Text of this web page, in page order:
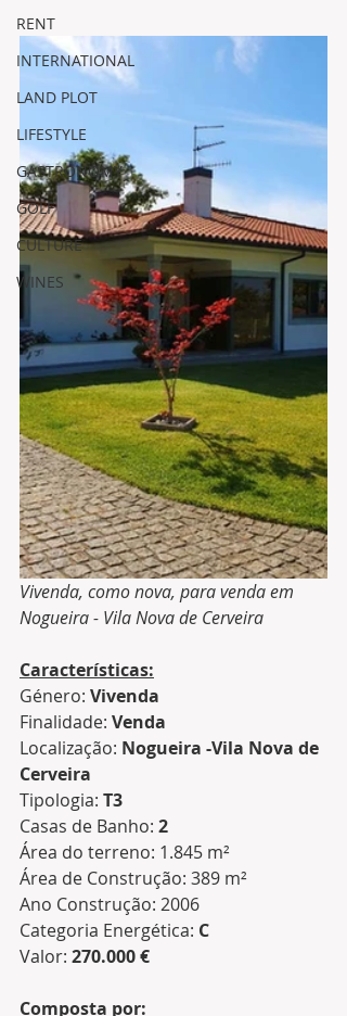
RENT
INTERNATIONAL
LAND PLOT
LIFESTYLE
GASTRONOMY
GOLF
CULTURE
WINES
Vivenda, como nova, para venda em
Nogueira - Vila Nova de Cerveira
Características:
Género: Vivenda
Finalidade: Venda
Localização: Nogueira -Vila Nova de
Cerveira
Tipologia: T3
Casas de Banho: 2
Área do terreno: 1.845 m²
Área de Construção: 389 m²
Ano Construção: 2006
Categoria Energética: C
Valor: 270.000 €
Composta por: